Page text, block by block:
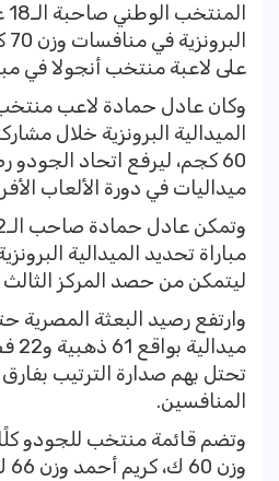
على لاعبة منتخب أنجولا في
وكان عادل حمادة لاعب
الميدالية البرونزية خلال
ميداليات في دورة الألعاب
مباراة تحديد الميدالية
ليتمكن من حصد المركز
تحتل بهم صدارة الترتيب
المنافسين.
وتضم قائمة منتخب للجودو